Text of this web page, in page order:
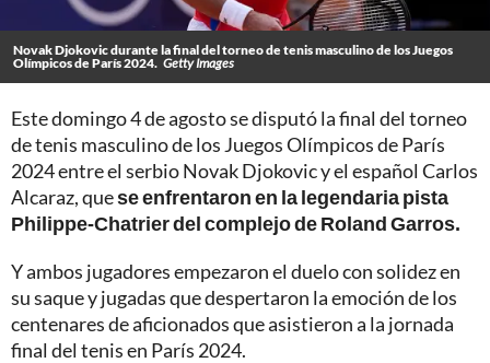
Novak Djokovic durante la final del torneo de tenis masculino de los Juegos
Olímpicos de París 2024. Getty Images
Este domingo 4 de agosto se disputó la final del torneo
de tenis masculino de los Juegos Olímpicos de París
2024 entre el serbio Novak Djokovic y el español Carlos
Alcaraz, quese enfrentaron en la legendaria pista
Philippe-Chatrier del complejo de Roland Garros.
Y ambos jugadores empezaron el duelo con solidez en
su saque y jugadas que despertaron la emoción de los
centenares de aficionados que asistieron a la jornada
final del tenis en París 2024.